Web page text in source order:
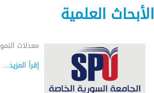
الأبحاث العلمية
معدلات
إقرأ المزيد...